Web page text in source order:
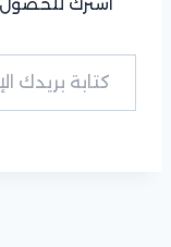
كتابة بريدك الإلكتروني...